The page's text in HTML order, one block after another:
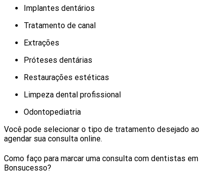
Implantes dentários
Tratamento de canal
Extrações
Próteses dentárias
Restaurações estéticas
Limpeza dental profissional
Odontopediatria
Você pode selecionar o tipo de tratamento desejado ao
agendar sua consulta online.
Como faço para marcar uma consulta com dentistas em
Bonsucesso?